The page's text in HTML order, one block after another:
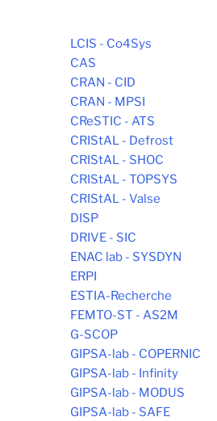
LCIS - Co4Sys
CAS
CRAN - CID
CRAN - MPSI
CReSTIC - ATS
CRIStAL - Defrost
CRIStAL - SHOC
CRIStAL - TOPSYS
CRIStAL - Valse
DISP
DRIVE - SIC
ENAC lab - SYSDYN
ERPI
ESTIA-Recherche
FEMTO-ST - AS2M
G-SCOP
GIPSA-lab - COPERNIC
GIPSA-lab - Infinity
GIPSA-lab - MODUS
GIPSA-lab - SAFE